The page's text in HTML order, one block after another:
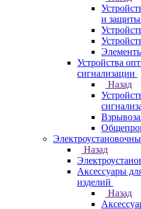
и
Устройства
сигнализации
Назад
Назад
Аксессуары
изделий
Назад